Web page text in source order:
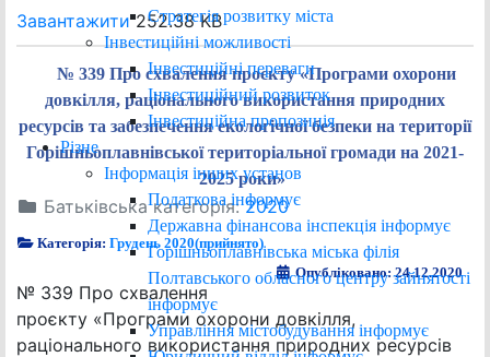
Стратегія розвитку міста
Інвестиційні можливості
Інвестиційні переваги
Інвестиційний розвиток
Інвестиційна пропозиція
Різне
Інформація інших установ
Податкова інформує
Державна фінансова інспекція інформує
Горішньоплавнівська міська філія
Полтавського обласного центру зайнятості
інформує
Управління містобудування інформує
Завантажити252.38 KB
№ 339 Про схвалення проєкту «Програми охорони
довкілля, раціонального використання природних
ресурсів та забезпечення екологічної безпеки на території
Горішньоплавнівської територіальної громади на 2021-
2025 роки»
Батьківська категорія:2020
Категорія:Грудень 2020(прийнято)
Опубліковано: 24.12.2020
№ 339 Про схвалення
проєкту «Програми охорони довкілля,
раціонального використання природних ресурсів